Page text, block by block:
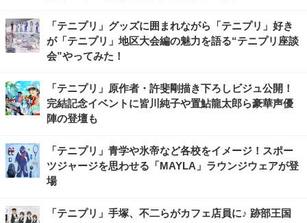
「テニプリ」グッズに囲まれながら「テニプリ」好き
が「テニプリ」地区大会編の魅力を語る“テニプリ座談
会”やってみた！
「テニプリ」原作者・許斐剛描き下ろしビジュ公開！
完結記念イベントに皆川純子や置鮎龍太郎ら豪華声優
陣の登壇も
「テニプリ」青学や氷帝など各校をイメージ！スポー
ツジャージを思わせる「MAYLA」ラウンジウェアが登
場
「テニプリ」手塚、不二らがカフェ店員に♪ 跡部王国